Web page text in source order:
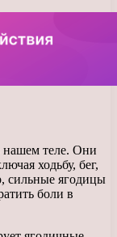
теле. Они
ходьбу, бег,
сильные ягодицы
боли в